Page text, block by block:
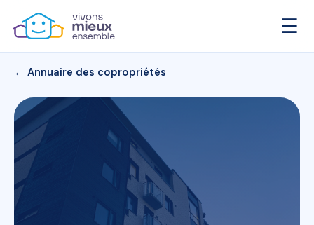
☰
← Annuaire des copropriétés